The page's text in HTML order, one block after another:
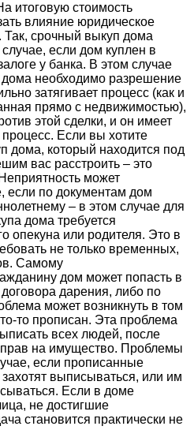
итоговую стоимость
влияние юридическое
Так, срочный выкуп дома
если дом куплен в
у банка. В этом случае
необходимо разрешение
затягивает процесс (как и
прямо с недвижимостью),
этой сделки, и он имеет
Если вы хотите
дома, который находится под
вас расстроить – это
может
если по документам дом
– в этом случае для
дома требуется
опекуна или родителя. Это в
не только временных,
Самому
дом может попасть в
дарения, либо по
может возникнуть в том
то прописан. Эта проблема
всех людей, после
прав на имущество. Проблемы
если прописанные
выписываться, или им
Если в доме
не достигшие
становится практически не